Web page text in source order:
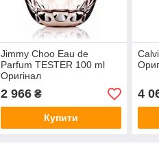
Jimmy Choo Eau de
Parfum TESTER 100 ml
Оригінал
2 966₴
Купити
4